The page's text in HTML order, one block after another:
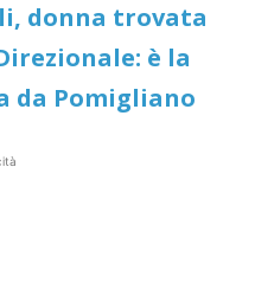
donna trovata
è la
da Pomigliano